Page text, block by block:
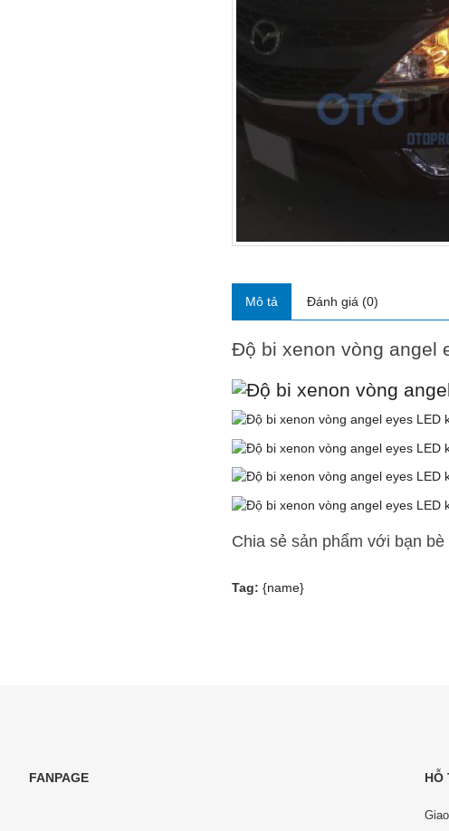
Mô tả Đánh giá (0)
Độ bi xenon vòng angel
Chia sẻ sản phẩm với bạn
Tag: {name}
FANPAGE HỖ